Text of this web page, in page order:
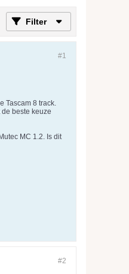
Filter
#1
Tascam 8 track.
beste keuze
MC 1.2. Is dit
#2